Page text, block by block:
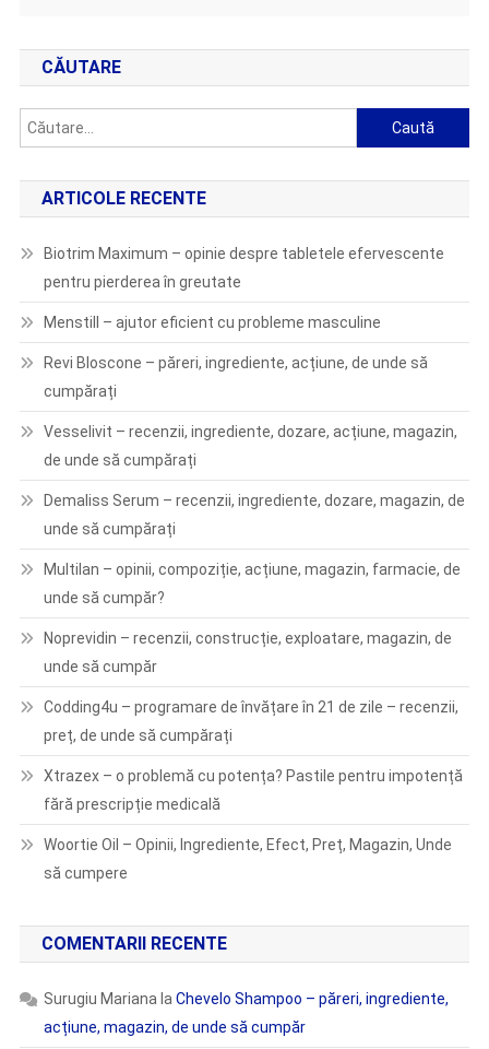
CĂUTARE
Caută
după:
ARTICOLE RECENTE
Biotrim Maximum – opinie despre tabletele efervescente
pentru pierderea în greutate
Menstill – ajutor eficient cu probleme masculine
Revi Bloscone – păreri, ingrediente, acțiune, de unde să
cumpărați
Vesselivit – recenzii, ingrediente, dozare, acțiune, magazin,
de unde să cumpărați
Demaliss Serum – recenzii, ingrediente, dozare, magazin, de
unde să cumpărați
Multilan – opinii, compoziție, acțiune, magazin, farmacie, de
unde să cumpăr?
Noprevidin – recenzii, construcție, exploatare, magazin, de
unde să cumpăr
Codding4u – programare de învățare în 21 de zile – recenzii,
preț, de unde să cumpărați
Xtrazex – o problemă cu potența? Pastile pentru impotență
fără prescripție medicală
Woortie Oil – Opinii, Ingrediente, Efect, Preț, Magazin, Unde
să cumpere
COMENTARII RECENTE
Surugiu Mariana la Chevelo Shampoo – păreri, ingrediente,
acțiune, magazin, de unde să cumpăr